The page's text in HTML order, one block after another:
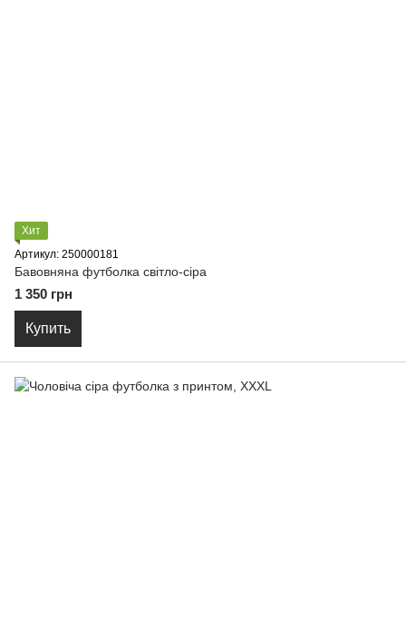
Хит
Артикул: 250000181
Бавовняна футболка світло-сіра
1 350 грн
Купить